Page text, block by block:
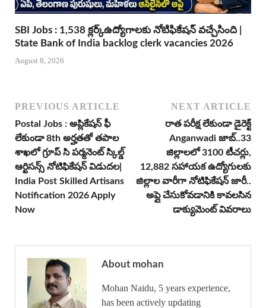
SBI Jobs : 1,538 క్లర్క్ఉద్యోగాలకు నోటిఫికేషన్ వచ్చేసింది |
State Bank of India backlog clerk vacancies 2026
August 8, 2026
PREVIOUS ARTICLE
Postal Jobs : అప్లికేషన్ ఫీ
లేకుండా 8th అర్హతతో తపాల
శాఖలో గ్రూప్ సి పర్మనెంట్ స్కిల్డ్
ఆర్టిసన్స్ నోటిఫికేషన్ విడుదల|
India Post Skilled Artisans
Notification 2026 Apply
Now
NEXT ARTICLE
రాత పరీక్ష లేకుండా డైరెక్ట్
Anganwadi జాబ్..33
జిల్లాలలో 3100 టీచర్లు,
12,882 సహాయక ఉద్యోగులకు
జిల్లాల వారీగా నోటిఫికేషన్ జారీ..
అప్లై చేసుకోవడానికి కావలసిన
డాక్యుమెంట్ వివరాలు
About mohan
Mohan Naidu, 5 years experience,
has been actively updating